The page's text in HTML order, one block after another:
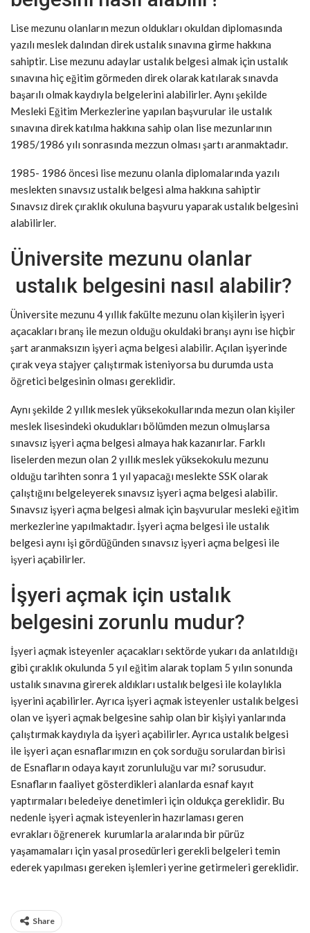
Lise mezunu olanların mezun oldukları okuldan diplomasında
yazılı meslek dalından direk ustalık sınavına girme hakkına
sahiptir. Lise mezunu adaylar ustalık belgesi almak için ustalık
sınavına hiç eğitim görmeden direk olarak katılarak sınavda
başarılı olmak kaydıyla belgelerini alabilirler. Aynı şekilde
Mesleki Eğitim Merkezlerine yapılan başvurular ile ustalık
sınavına direk katılma hakkına sahip olan lise mezunlarının
1985/1986 yılı sonrasında mezzun olması şartı aranmaktadır.
1985- 1986 öncesi lise mezunu olanla diplomalarında yazılı
meslekten sınavsız ustalık belgesi alma hakkına sahiptir
Sınavsız direk çıraklık okuluna başvuru yaparak ustalık belgesini
alabilirler.
Üniversite mezunu olanlar
ustalık belgesini nasıl alabilir?
Üniversite mezunu 4 yıllık fakülte mezunu olan kişilerin işyeri
açacakları branş ile mezun olduğu okuldaki branşı aynı ise hiçbir
şart aranmaksızın işyeri açma belgesi alabilir. Açılan işyerinde
çırak veya stajyer çalıştırmak isteniyorsa bu durumda usta
öğretici belgesinin olması gereklidir.
Aynı şekilde 2 yıllık meslek yüksekokullarında mezun olan kişiler
meslek lisesindeki okudukları bölümden mezun olmuşlarsa
sınavsız işyeri açma belgesi almaya hak kazanırlar. Farklı
liselerden mezun olan 2 yıllık meslek yüksekokulu mezunu
olduğu tarihten sonra 1 yıl yapacağı meslekte SSK olarak
çalıştığını belgeleyerek sınavsız işyeri açma belgesi alabilir.
Sınavsız işyeri açma belgesi almak için başvurular mesleki eğitim
merkezlerine yapılmaktadır. İşyeri açma belgesi ile ustalık
belgesi aynı işi gördüğünden sınavsız işyeri açma belgesi ile
işyeri açabilirler.
İşyeri açmak için ustalık
belgesini zorunlu mudur?
İşyeri açmak isteyenler açacakları sektörde yukarı da anlatıldığı
gibi çıraklık okulunda 5 yıl eğitim alarak toplam 5 yılın sonunda
ustalık sınavına girerek aldıkları ustalık belgesi ile kolaylıkla
işyerini açabilirler. Ayrıca işyeri açmak isteyenler ustalık belgesi
olan ve işyeri açmak belgesine sahip olan bir kişiyi yanlarında
çalıştırmak kaydıyla da işyeri açabilirler. Ayrıca ustalık belgesi
ile işyeri açan esnaflarımızın en çok sorduğu sorulardan birisi
de Esnafların odaya kayıt zorunluluğu var mı? sorusudur.
Esnafların faaliyet gösterdikleri alanlarda esnaf kayıt
yaptırmaları beledeiye denetimleri için oldukça gereklidir. Bu
nedenle işyeri açmak isteyenlerin hazırlaması geren
evrakları öğrenerek kurumlarla aralarında bir pürüz
yaşamamaları için yasal prosedürleri gerekli belgeleri temin
ederek yapılması gereken işlemleri yerine getirmeleri gereklidir.
Share